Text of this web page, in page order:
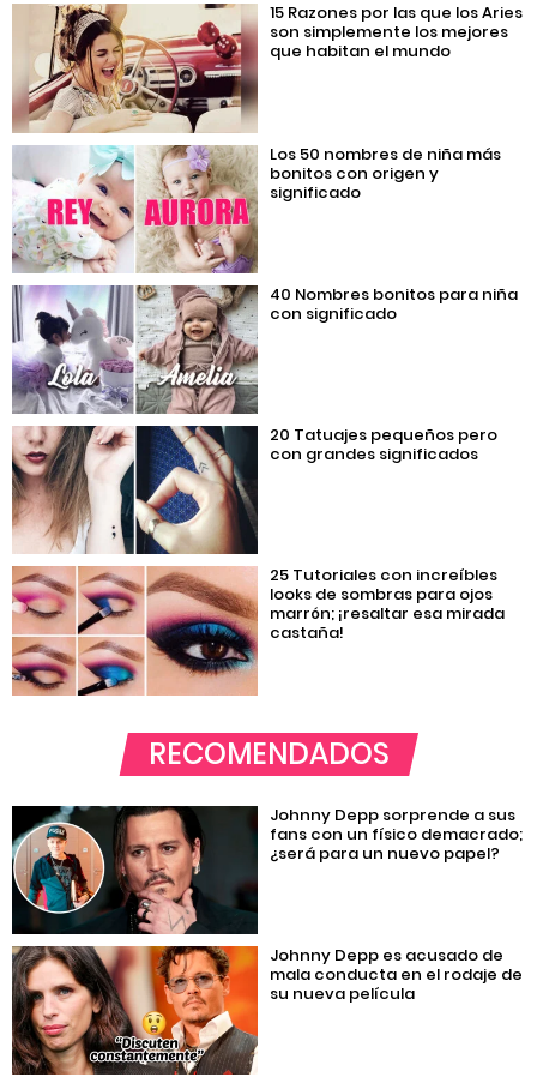
15 Razones por las que los Aries
son simplemente los mejores
que habitan el mundo
Los 50 nombres de niña más
bonitos con origen y
significado
40 Nombres bonitos para niña
con significado
20 Tatuajes pequeños pero
con grandes significados
25 Tutoriales con increíbles
looks de sombras para ojos
marrón; ¡resaltar esa mirada
castaña!
RECOMENDADOS
Johnny Depp sorprende a sus
fans con un físico demacrado;
¿será para un nuevo papel?
Johnny Depp es acusado de
mala conducta en el rodaje de
su nueva película